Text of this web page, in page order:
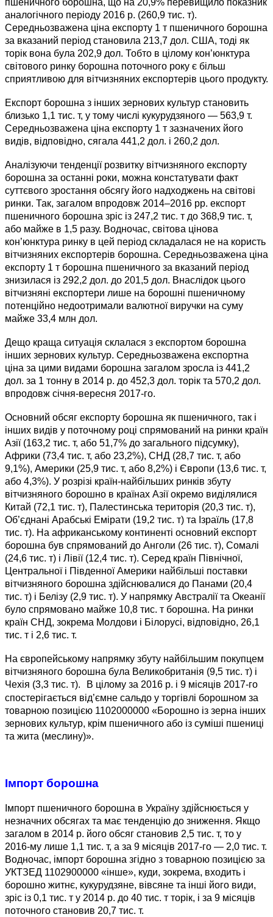
пшеничного борошна, що на 20,9% перевищило показник
аналогічного періоду 2016 р. (260,9 тис. т).
Середньозважена ціна експорту 1 т пшеничного борошна
за вказаний період становила 213,7 дол. США, тоді як
торік вона була 202,9 дол. Тобто в цілому кон’юнктура
світового ринку борошна поточного року є більш
сприятливою для вітчизняних експортерів цього продукту.
Експорт борошна з інших зернових культур становить
близько 1,1 тис. т, у тому числі кукурудзяного — 563,9 т.
Середньозважена ціна експорту 1 т зазначених його
видів, відповідно, сягала 441,2 дол. і 260,2 дол.
Аналізуючи тенденції розвитку вітчизняного експорту
борошна за останні роки, можна констатувати факт
суттєвого зростання обсягу його надходжень на світові
ринки. Так, загалом впродовж 2014–2016 рр. експорт
пшеничного борошна зріс із 247,2 тис. т до 368,9 тис. т,
або майже в 1,5 разу. Водночас, світова цінова
кон’юнктура ринку в цей період складалася не на користь
вітчизняних експортерів борошна. Середньозважена ціна
експорту 1 т борошна пшеничного за вказаний період
знизилася із 292,2 дол. до 201,5 дол. Внаслідок цього
вітчизняні експортери лише на борошні пшеничному
потенційно недоотримали валютної виручки на суму
майже 33,4 млн дол.
Дещо краща ситуація склалася з експортом борошна
інших зернових культур. Середньозважена експортна
ціна за цими видами борошна загалом зросла із 441,2
дол. за 1 тонну в 2014 р. до 452,3 дол. торік та 570,2 дол.
впродовж січня-вересня 2017-го.
Основний обсяг експорту борошна як пшеничного, так і
інших видів у поточному році спрямований на ринки країн
Азії (163,2 тис. т, або 51,7% до загального підсумку),
Африки (73,4 тис. т, або 23,2%), СНД (28,7 тис. т, або
9,1%), Америки (25,9 тис. т, або 8,2%) і Європи (13,6 тис. т,
або 4,3%). У розрізі країн-найбільших ринків збуту
вітчизняного борошно в країнах Азії окремо виділялися
Китай (72,1 тис. т), Палестинська територія (20,3 тис. т),
Об’єднані Арабські Емірати (19,2 тис. т) та Ізраїль (17,8
тис. т). На африканському континенті основний експорт
борошна був спрямований до Анголи (26 тис. т), Сомалі
(24,6 тис. т) і Лівії (12,4 тис. т). Серед країн Північної,
Центральної і Південної Америки найбільші поставки
вітчизняного борошна здійснювалися до Панами (20,4
тис. т) і Белізу (2,9 тис. т). У напрямку Австралії та Океанії
було спрямовано майже 10,8 тис. т борошна. На ринки
країн СНД, зокрема Молдови і Білорусі, відповідно, 26,1
тис. т і 2,6 тис. т.
На європейському напрямку збуту найбільшим покупцем
вітчизняного борошна була Великобританія (9,5 тис. т) і
Чехія (3,3 тис. т). В цілому за 2016 р. і 9 місяців 2017-го
спостерігається від’ємне сальдо у торгівлі борошном за
товарною позицією 1102000000 «Борошно із зерна інших
зернових культур, крім пшеничного або із суміші пшениці
та жита (меслину)».
Імпорт борошна
Імпорт пшеничного борошна в Україну здійснюється у
незначних обсягах та має тенденцію до зниження. Якщо
загалом в 2014 р. його обсяг становив 2,5 тис. т, то у
2016-му лише 1,1 тис. т, а за 9 місяців ­2017-го — 2,0 тис. т.
Водночас, імпорт борошна згідно з товарною позицією за
УКТЗЕД 1102900000 «інше», куди, зокрема, входить і
борошно житнє, кукурудзяне, вівсяне та інші його види,
зріс із 0,1 тис. т у 2014 р. до 40 тис. т торік, і за 9 місяців
поточного становив 20,7 тис. т.